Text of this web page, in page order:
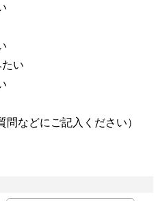
い
などにご記入ください）